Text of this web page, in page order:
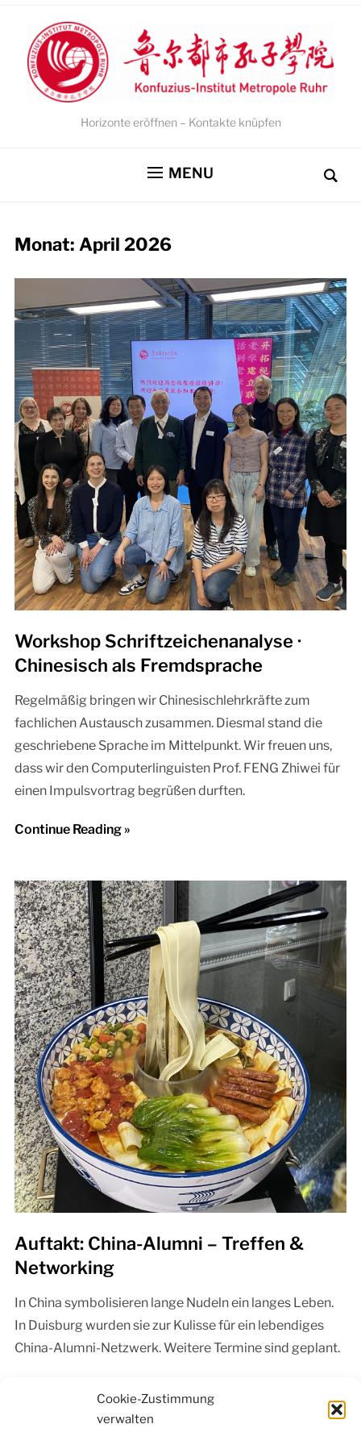
Cookie-Zustimmung
verwalten
Horizonte eröffnen – Kontakte knüpfen
MENU
Monat: April 2026
Workshop Schriftzeichenanalyse ·
Chinesisch als Fremdsprache
Regelmäßig bringen wir Chinesischlehrkräfte zum
fachlichen Austausch zusammen. Diesmal stand die
geschriebene Sprache im Mittelpunkt. Wir freuen uns,
dass wir den Computerlinguisten Prof. FENG Zhiwei für
einen Impulsvortrag begrüßen durften.
Continue Reading »
Auftakt: China-Alumni – Treffen &
Networking
In China symbolisieren lange Nudeln ein langes Leben.
In Duisburg wurden sie zur Kulisse für ein lebendiges
China-Alumni-Netzwerk. Weitere Termine sind geplant.